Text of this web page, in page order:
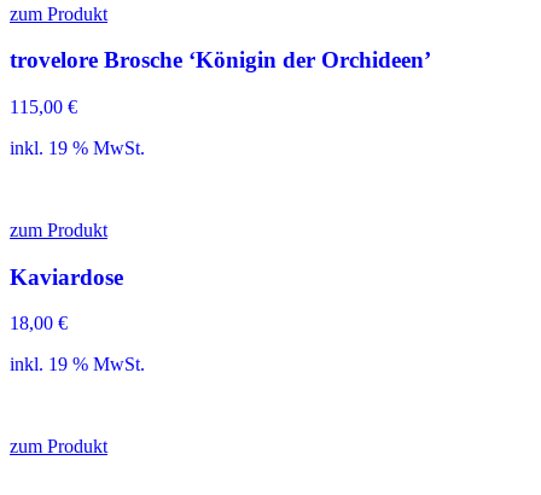
zum Produkt
trovelore Brosche ‘Königin der Orchideen’
115,00 €
inkl. 19 % MwSt.
zum Produkt
Kaviardose
18,00 €
inkl. 19 % MwSt.
zum Produkt